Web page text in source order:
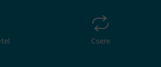
Csere